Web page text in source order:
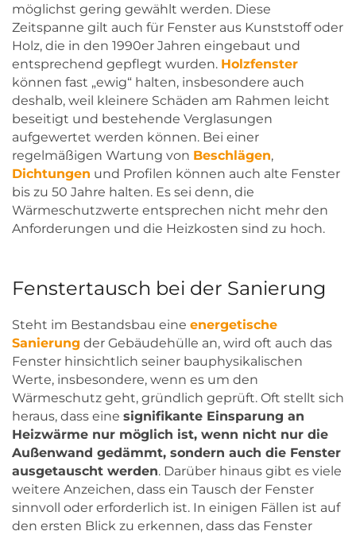
möglichst gering gewählt werden. Diese
Zeitspanne gilt auch für Fenster aus Kunststoff oder
Holz, die in den 1990er Jahren eingebaut und
entsprechend gepflegt wurden. Holzfenster
können fast „ewig“ halten, insbesondere auch
deshalb, weil kleinere Schäden am Rahmen leicht
beseitigt und bestehende Verglasungen
aufgewertet werden können. Bei einer
regelmäßigen Wartung von Beschlägen,
Dichtungen und Profilen können auch alte Fenster
bis zu 50 Jahre halten. Es sei denn, die
Wärmeschutzwerte entsprechen nicht mehr den
Anforderungen und die Heizkosten sind zu hoch.
Fenstertausch bei der Sanierung
Steht im Bestandsbau eine energetische
Sanierung der Gebäudehülle an, wird oft auch das
Fenster hinsichtlich seiner bauphysikalischen
Werte, insbesondere, wenn es um den
Wärmeschutz geht, gründlich geprüft. Oft stellt sich
heraus, dass eine signifikante Einsparung an
Heizwärme nur möglich ist, wenn nicht nur die
Außenwand gedämmt, sondern auch die Fenster
ausgetauscht werden. Darüber hinaus gibt es viele
weitere Anzeichen, dass ein Tausch der Fenster
sinnvoll oder erforderlich ist. In einigen Fällen ist auf
den ersten Blick zu erkennen, dass das Fenster